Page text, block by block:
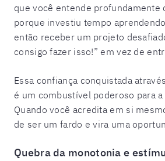
que você entende profundamente
porque investiu tempo
então receber um projeto
consigo fazer isso!” em vez de
Essa confiança conquistada
é um combustível poderoso para
Quando você acredita em si
de ser um fardo e vira uma
Quebra da monotonia e